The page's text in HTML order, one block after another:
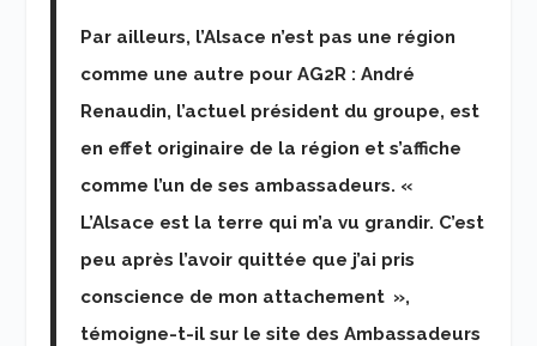
Par ailleurs, l’Alsace n’est pas une région
comme une autre pour AG2R : André
Renaudin, l’actuel président du groupe, est
en effet originaire de la région et s’affiche
comme l’un de ses ambassadeurs. «
L’Alsace est la terre qui m’a vu grandir. C’est
peu après l’avoir quittée que j’ai pris
conscience de mon attachement »,
témoigne-t-il sur le site des Ambassadeurs